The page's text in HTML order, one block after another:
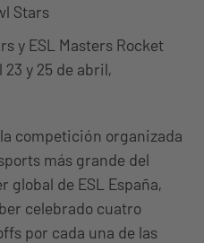
Stars
y ESL Masters Rocket
y 25 de abril,
competición organizada
más grande del
global de ESL España,
celebrado cuatro
por cada una de las